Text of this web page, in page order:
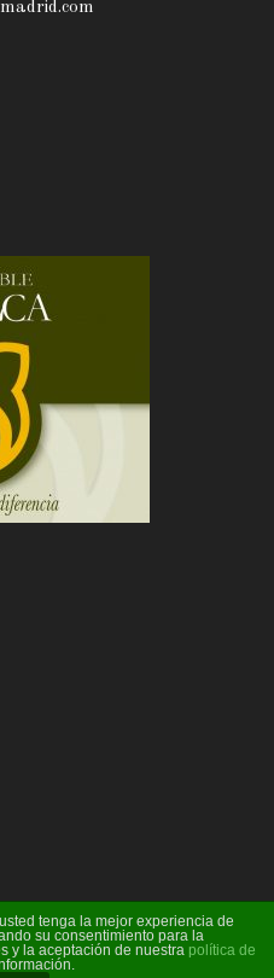
Ideare
tenga la mejor experiencia de
su consentimiento para la
y la aceptación de nuestra política de